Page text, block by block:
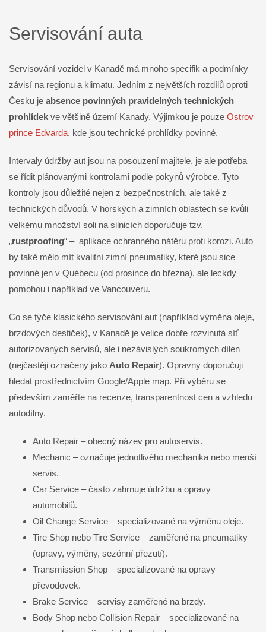
Servisování auta
Servisování vozidel v Kanadě má mnoho specifik a podmínky
závisí na regionu a klimatu. Jedním z největších rozdílů oproti
Česku je absence povinných pravidelných technických
prohlídek ve většině území Kanady. Výjimkou je pouze Ostrov
prince Edvarda, kde jsou technické prohlídky povinné.
Intervaly údržby aut jsou na posouzení majitele, je ale potřeba
se řídit plánovanými kontrolami podle pokynů výrobce. Tyto
kontroly jsou důležité nejen z bezpečnostních, ale také z
technických důvodů. V horských a zimních oblastech se kvůli
velkému množství soli na silnicích doporučuje tzv.
„rustproofing“ – aplikace ochranného nátěru proti korozi. Auto
by také mělo mít kvalitní zimní pneumatiky, které jsou sice
povinné jen v Québecu (od prosince do března), ale leckdy
pomohou i například ve Vancouveru.
Co se týče klasického servisování aut (například výměna oleje,
brzdových destiček), v Kanadě je velice dobře rozvinutá síť
autorizovaných servisů, ale i nezávislých soukromých dílen
(nejčastěji označeny jako Auto Repair). Opravny doporučuji
hledat prostřednictvím Google/Apple map. Při výběru se
především zaměřte na recenze, transparentnost cen a vzhledu
autodílny.
Auto Repair – obecný název pro autoservis.
Mechanic – označuje jednotlivého mechanika nebo menší
servis.
Car Service – často zahrnuje údržbu a opravy
automobilů.
Oil Change Service – specializované na výměnu oleje.
Tire Shop nebo Tire Service – zaměřené na pneumatiky
(opravy, výměny, sezónní přezutí).
Transmission Shop – specializované na opravy
převodovek.
Brake Service – servisy zaměřené na brzdy.
Body Shop nebo Collision Repair – specializované na